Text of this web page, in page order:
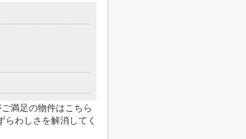
満足の物件はこちら
わしさを解消してく